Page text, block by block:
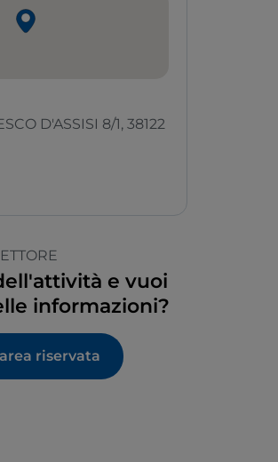
D'ASSISI 8/1, 38122
e vuoi
informazioni?
riservata